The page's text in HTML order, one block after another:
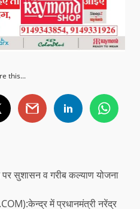
this...
सुशासन व गरीब कल्याण योजना
में प्रधानमंत्री नरेंद्र